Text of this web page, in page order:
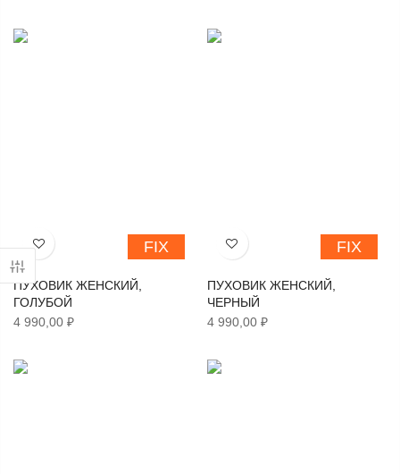
FIX
Хочу!
ПУХОВИК ЖЕНСКИЙ,
ГОЛУБОЙ
4 990,00 ₽
FIX
Хочу!
ПУХОВИК ЖЕНСКИЙ,
ЧЕРНЫЙ
4 990,00 ₽